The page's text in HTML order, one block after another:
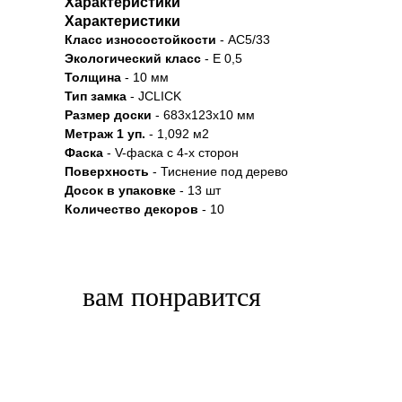
Характеристики
Класс износостойкости - АС5/33
Экологический класс - Е 0,5
Толщина - 10 мм
Тип замка - JCLICK
Размер доски - 683x123x10 мм
Метраж 1 уп. - 1,092 м2
Фаска - V-фаска с 4-х сторон
Поверхность - Тиснение под дерево
Досок в упаковке - 13 шт
Количество декоров - 10
вам понравится